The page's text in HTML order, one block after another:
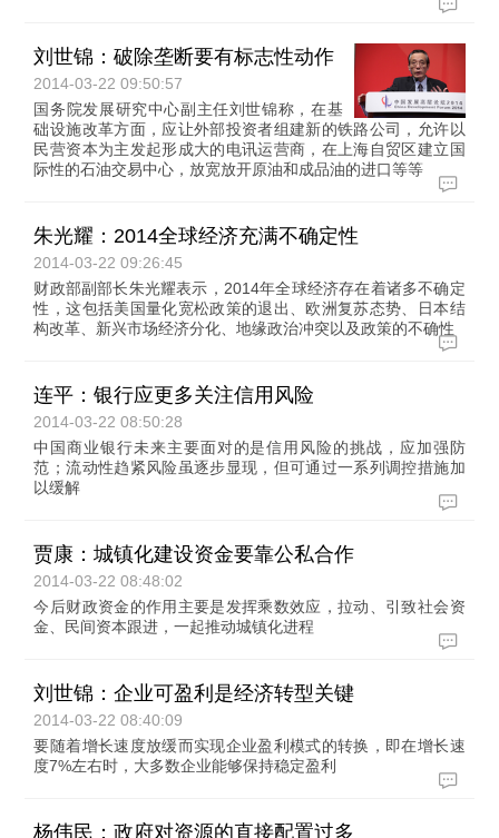
刘世锦：破除垄断要有标志性动作
2014-03-22 09:50:57
国务院发展研究中心副主任刘世锦称，在基
础设施改革方面，应让外部投资者组建新的铁路公司，允许以
民营资本为主发起形成大的电讯运营商，在上海自贸区建立国
际性的石油交易中心，放宽放开原油和成品油的进口等等
朱光耀：2014全球经济充满不确定性
2014-03-22 09:26:45
财政部副部长朱光耀表示，2014年全球经济存在着诸多不确定
性，这包括美国量化宽松政策的退出、欧洲复苏态势、日本结
构改革、新兴市场经济分化、地缘政治冲突以及政策的不确性
连平：银行应更多关注信用风险
2014-03-22 08:50:28
中国商业银行未来主要面对的是信用风险的挑战，应加强防
范；流动性趋紧风险虽逐步显现，但可通过一系列调控措施加
以缓解
贾康：城镇化建设资金要靠公私合作
2014-03-22 08:48:02
今后财政资金的作用主要是发挥乘数效应，拉动、引致社会资
金、民间资本跟进，一起推动城镇化进程
刘世锦：企业可盈利是经济转型关键
2014-03-22 08:40:09
要随着增长速度放缓而实现企业盈利模式的转换，即在增长速
度7%左右时，大多数企业能够保持稳定盈利
杨伟民：政府对资源的直接配置过多